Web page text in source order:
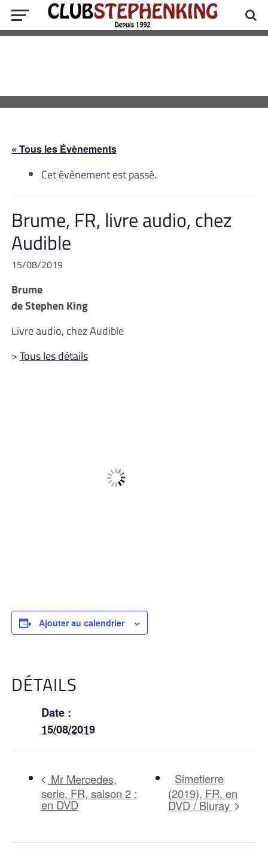
« Tous les Évènements
Cet évènement est passé.
Brume, FR, livre audio, chez
Audible
15/08/2019
Brume
de Stephen King
Livre audio, chez Audible
>Tous les détails
Ajouter au calendrier
DÉTAILS
Date :
15/08/2019
Mr Mercedes,
serie, FR, saison 2 :
en DVD
Simetierre
(2019), FR, en
DVD / Bluray